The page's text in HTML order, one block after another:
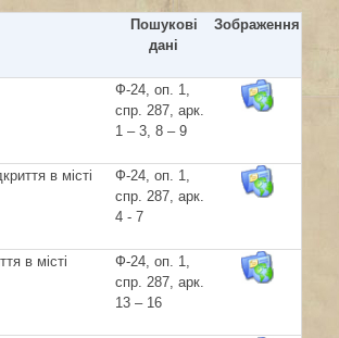
Пошукові
дані
Зображення
Ф-24, оп. 1,
спр. 287, арк.
1 – 3, 8 – 9
в місті
Ф-24, оп. 1,
спр. 287, арк.
4 - 7
в місті
Ф-24, оп. 1,
спр. 287, арк.
13 – 16